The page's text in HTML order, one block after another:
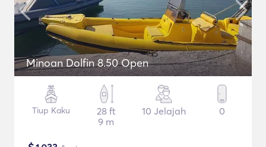
Minoan Dolfin 8.50 Open
Tiup Kaku
28 ft
9 m
10 Jelajah 0